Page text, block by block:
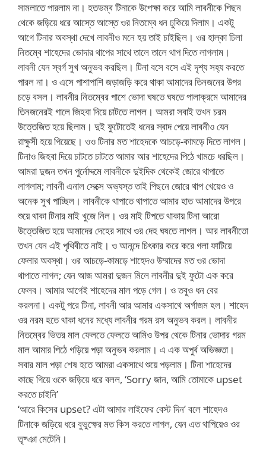
সামলাতে পারলাম না। হতভম্ব টিনাকে উপেক্ষা করে আমি লাবনীকে পিছন
থেকে জড়িয়ে ধরে আস্তে আস্তে ওর নিতম্বে ধন ঢুকিয়ে দিলাম। একটু
আগে টিনার অবস্থা দেখে লাবনীও মনে হয় তাই চাইছিল। ওর হাল্কা ঢিলা
নিতম্বে শাহেদের ভোদার থাপের সাথে তালে তালে থাপ দিতে লাগলাম।
লাবনী যেন স্বর্গ সুখ অনুভব করছিল। টিনা বসে বসে এই দৃশ্য সহ্য করতে
পারল না। ও এসে পাশাপাশি জড়াজড়ি করে থাকা আমাদের তিনজনের উপর
চড়ে বসল। লাবনীর নিতম্বের পাশে ভোদা ঘষতে ঘষতে পালাক্রমে আমাদের
তিনজনেরই গালে জিহবা দিয়ে চাটতে লাগল। আমরা সবাই তখন চরম
উত্তেজিত হয়ে ছিলাম। দুই ফুটোতেই ধনের স্বাদ পেয়ে লাবনীও যেন
রাক্ষুসী হয়ে গিয়েছে। ওও টিনার মত শাহেদকে আচড়ে-কামড়ে দিতে লাগল।
টিনাও জিহবা দিয়ে চাটতে চাটতে আমার আর শাহেদের পিঠে খামচে ধরছিল।
আমরা দুজন তখন পুর্নোদ্দমে লাবনীকে দুইদিক থেকেই জোরে থাপাতে
লাগলাম; লাবনী এনাল সেক্সে অভ্যস্ত তাই পিছনে জোরে থাপ খেয়েও ও
অনেক সুখ পাচ্ছিল। লাবনীকে থাপাতে থাপাতে আমার হাত আমাদের উপরে
শুয়ে থাকা টিনার মাই খুজে নিল। ওর মাই টিপতে থাকায় টিনা আরো
উত্তেজিত হয়ে আমাদের দেহের সাথে ওর দেহ ঘষতে লাগল। আর লাবনীতো
তখন যেন এই পৃথিবীতে নাই। ও আনন্দে চিৎকার করে করে গলা ফাটিয়ে
ফেলার অবস্থা। ওর আচড়ে-কামড়ে শাহেদও উম্মাদের মত ওর ভোদা
থাপাতে লাগল; যেন আজ আমরা দুজন মিলে লাবনীর দুই ফুটো এক করে
ফেলব। আমার আগেই শাহেদের মাল পড়ে গেল। ও তবুও ধন বের
করলনা। একটু পরে টিনা, লাবনী আর আমার একসাথে অর্গাজম হল। শাহেদ
ওর নরম হতে থাকা ধনের মধ্যে লাবনীর গরম রস অনুভব করল। লাবনীর
নিতম্বের ভিতর মাল ফেলতে ফেলতে আমিও উপর থেকে টিনার ভোদার গরম
মাল আমার পিঠে গড়িয়ে পড়া অনুভব করলাম। এ এক অপুর্ব অভিজ্ঞতা।
সবার মাল পড়া শেষ হতে আমরা একসাথে শুয়ে পড়লাম। টিনা শাহেদের
কাছে গিয়ে ওকে জড়িয়ে ধরে বলল, ‘Sorry জান, আমি তোমাকে upset
করতে চাইনি’
‘আরে কিসের upset? এটা আমার লাইফের বেস্ট দিন’ বলে শাহেদও
টিনাকে জড়িয়ে ধরে বুভুক্ষের মত কিস করতে লাগল, যেন এত থাপিয়েও ওর
তৃষ্ঞা মেটেনি।